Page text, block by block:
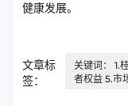
健康发展。
文章标
签：
关键词： 1.
者权益 5.市